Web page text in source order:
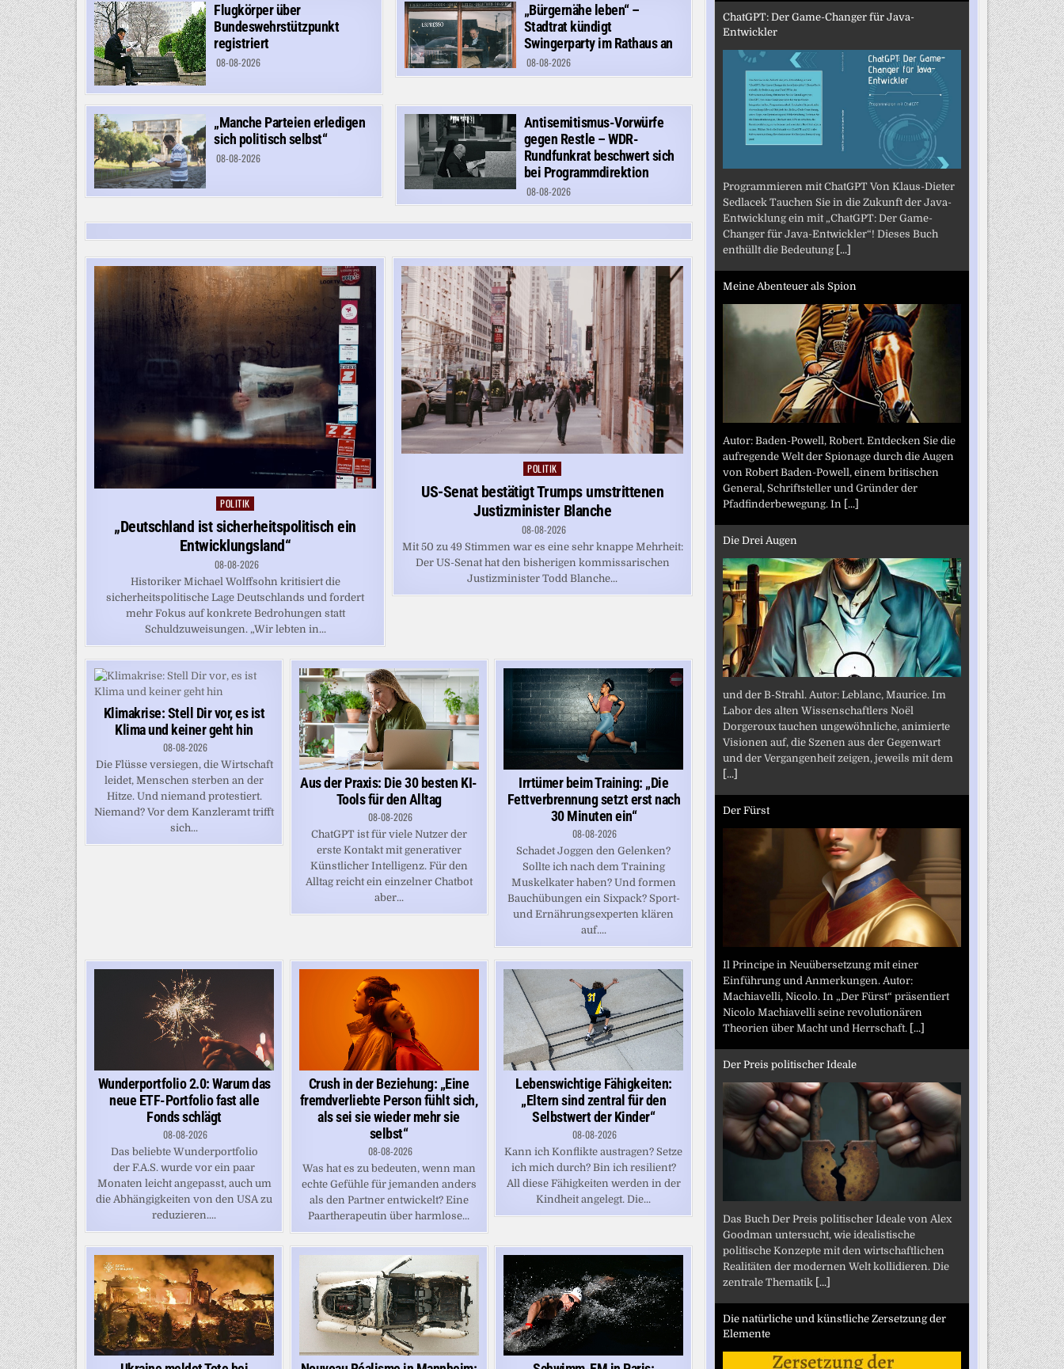
Flugkörper über
Bundeswehrstützpunkt
registriert
08-08-2026
„Bürgernähe leben“ –
Stadtrat kündigt
Swingerparty im Rathaus an
08-08-2026
„Manche Parteien erledigen
sich politisch selbst“
08-08-2026
Antisemitismus-Vorwürfe
gegen Restle – WDR-
Rundfunkrat beschwert sich
bei Programmdirektion
08-08-2026
Posted
in
POLITIK
„Deutschland ist sicherheitspolitisch ein
Entwicklungsland“
08-08-2026
Historiker Michael Wolffsohn kritisiert die
sicherheitspolitische Lage Deutschlands und fordert
mehr Fokus auf konkrete Bedrohungen statt
Schuldzuweisungen. „Wir lebten in...
Posted
in
POLITIK
US-Senat bestätigt Trumps umstrittenen
Justizminister Blanche
08-08-2026
Mit 50 zu 49 Stimmen war es eine sehr knappe Mehrheit:
Der US-Senat hat den bisherigen kommissarischen
Justizminister Todd Blanche...
Klimakrise: Stell Dir vor, es ist
Klima und keiner geht hin
08-08-2026
Die Flüsse versiegen, die Wirtschaft
leidet, Menschen sterben an der
Hitze. Und niemand protestiert.
Niemand? Vor dem Kanzleramt trifft
sich...
Aus der Praxis: Die 30 besten KI-
Tools für den Alltag
08-08-2026
ChatGPT ist für viele Nutzer der
erste Kontakt mit generativer
Künstlicher Intelligenz. Für den
Alltag reicht ein einzelner Chatbot
aber...
Irrtümer beim Training: „Die
Fettverbrennung setzt erst nach
30 Minuten ein“
08-08-2026
Schadet Joggen den Gelenken?
Sollte ich nach dem Training
Muskelkater haben? Und formen
Bauchübungen ein Sixpack? Sport-
und Ernährungsexperten klären
auf....
Wunderportfolio 2.0: Warum das
neue ETF-Portfolio fast alle
Fonds schlägt
08-08-2026
Das beliebte Wunderportfolio
der F.A.S. wurde vor ein paar
Monaten leicht angepasst, auch um
die Abhängigkeiten von den USA zu
reduzieren....
Crush in der Beziehung: „Eine
fremdverliebte Person fühlt sich,
als sei sie wieder mehr sie
selbst“
08-08-2026
Was hat es zu bedeuten, wenn man
echte Gefühle für jemanden anders
als den Partner entwickelt? Eine
Paartherapeutin über harmlose...
Lebenswichtige Fähigkeiten:
„Eltern sind zentral für den
Selbstwert der Kinder“
08-08-2026
Kann ich Konflikte austragen? Setze
ich mich durch? Bin ich resilient?
All diese Fähigkeiten werden in der
Kindheit angelegt. Die...
ChatGPT: Der Game-Changer für Java-
Entwickler
Programmieren mit ChatGPT Von Klaus-Dieter
Sedlacek Tauchen Sie in die Zukunft der Java-
Entwicklung ein mit „ChatGPT: Der Game-
Changer für Java-Entwickler“! Dieses Buch
enthüllt die Bedeutung [...]
Meine Abenteuer als Spion
Autor: Baden-Powell, Robert. Entdecken Sie die
aufregende Welt der Spionage durch die Augen
von Robert Baden-Powell, einem britischen
General, Schriftsteller und Gründer der
Pfadfinderbewegung. In [...]
Die Drei Augen
und der B-Strahl. Autor: Leblanc, Maurice. Im
Labor des alten Wissenschaftlers Noël
Dorgeroux tauchen ungewöhnliche, animierte
Visionen auf, die Szenen aus der Gegenwart
und der Vergangenheit zeigen, jeweils mit dem
[...]
Der Fürst
Il Principe in Neuübersetzung mit einer
Einführung und Anmerkungen. Autor:
Machiavelli, Nicolo. In „Der Fürst“ präsentiert
Nicolo Machiavelli seine revolutionären
Theorien über Macht und Herrschaft. [...]
Der Preis politischer Ideale
Das Buch Der Preis politischer Ideale von Alex
Goodman untersucht, wie idealistische
politische Konzepte mit den wirtschaftlichen
Realitäten der modernen Welt kollidieren. Die
zentrale Thematik [...]
Die natürliche und künstliche Zersetzung der
Elemente